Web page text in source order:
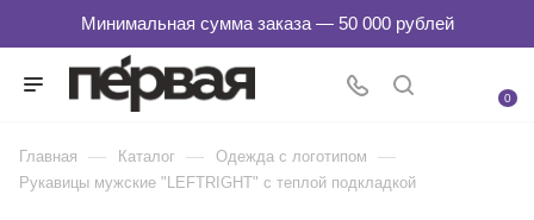
0
Главная — Каталог — Одежда с логотипом —
Рукавицы мужские "LEFTRIGHT" с теплой подкладкой